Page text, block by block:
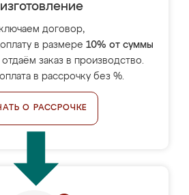
договор,
в размере 10% от суммы
заказ в производство.
в рассрочку без %.
О РАССРОЧКЕ